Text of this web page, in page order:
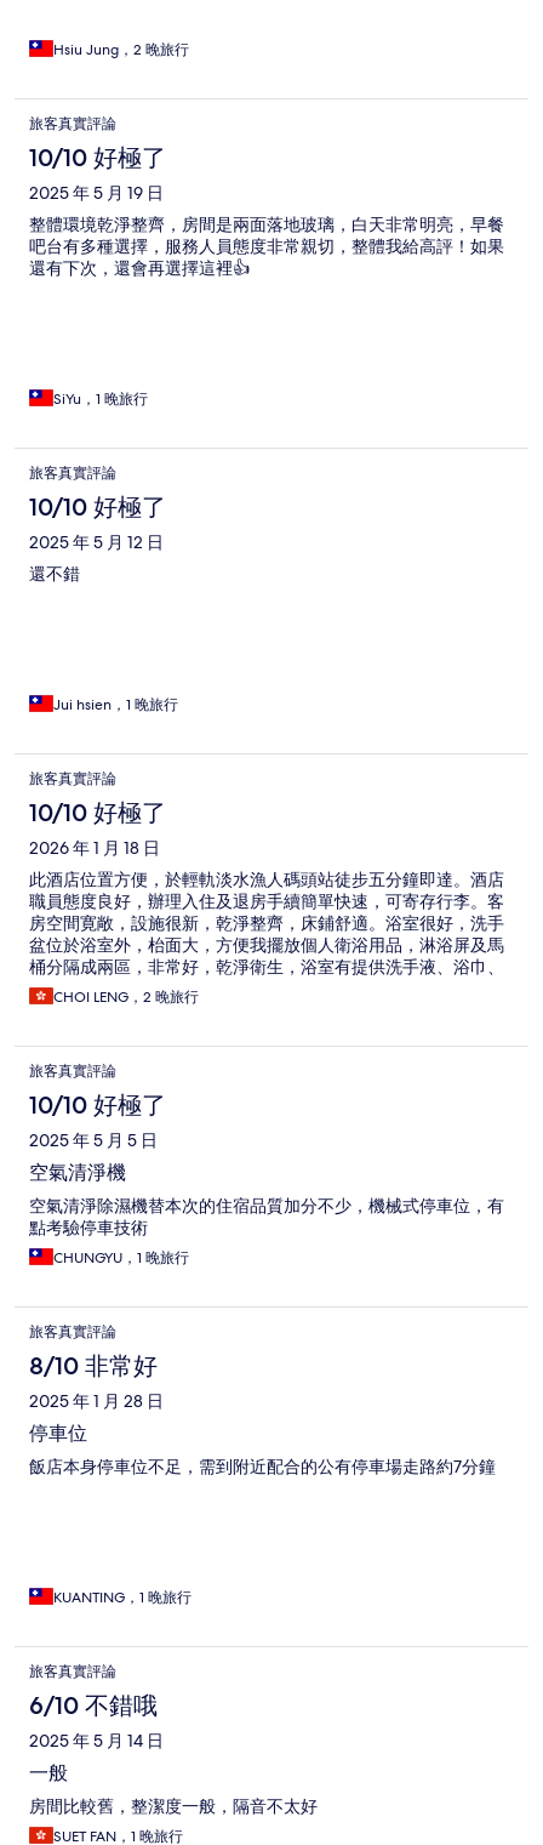
Hsiu Jung，2 晚旅行
旅客真實評論
10/10 好極了
2025 年 5 月 19 日
整體環境乾淨整齊，房間是兩面落地玻璃，白天非常明亮，早餐
吧台有多種選擇，服務人員態度非常親切，整體我給高評！如果
還有下次，還會再選擇這裡👍
SiYu，1 晚旅行
旅客真實評論
10/10 好極了
2025 年 5 月 12 日
還不錯
Jui hsien，1 晚旅行
旅客真實評論
10/10 好極了
2026 年 1 月 18 日
此酒店位置方便，於輕軌淡水漁人碼頭站徒步五分鐘即達。酒店
職員態度良好，辦理入住及退房手續簡單快速，可寄存行李。客
房空間寛敞，設施很新，乾淨整齊，床鋪舒適。浴室很好，洗手
盆位於浴室外，枱面大，方便我擺放個人衛浴用品，淋浴屏及馬
桶分隔成兩區，非常好，乾淨衛生，浴室有提供洗手液、浴巾、
臉巾、溂口杯、吹風機(風筒)、掛牆式沐浴露及洗髮露。房內有提
供拖鞋、免費wifi訊號良好、書枱及枱橙，雪櫃及電熱水壼、馬克
方，但位置設得太低，掛長外套的話很容易碰到地面。另一缺點
是隔音很差，我入住的週末剛好有旅行團入住，週日一大早，那
些大叔大嬸在走廊不斷大聲講話，結果我被吵醒了。酒店附近生
活機能便利，附近有便利店、早餐店、咖啡館、食店、全聯超市
等等。此酒店還有一項挺特別的小服務，就是入住時免費送贈一
張明信片，住客寫好後可投進位於酒店門口的卡通人物"夢獸"，
酒店會於一年後將明信片寄出(免郵費)，一年後就會收到一年前所
寫的明信片，我覺得挺特別。整體來說，我很喜歡這間酒店，很
有渡假感覺，下次還會再選擇。
CHOI LENG，2 晚旅行
旅客真實評論
10/10 好極了
2025 年 5 月 5 日
空氣清淨機
空氣清淨除濕機替本次的住宿品質加分不少，機械式停車位，有
點考驗停車技術
CHUNGYU，1 晚旅行
旅客真實評論
8/10 非常好
2025 年 1 月 28 日
停車位
飯店本身停車位不足，需到附近配合的公有停車場走路約7分鐘
KUANTING，1 晚旅行
旅客真實評論
6/10 不錯哦
2025 年 5 月 14 日
一般
房間比較舊，整潔度一般，隔音不太好
SUET FAN，1 晚旅行